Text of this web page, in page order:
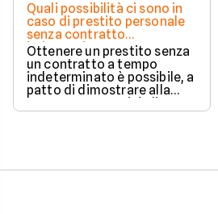
Quali possibilità ci sono in
caso di prestito personale
senza contratto
indeterminato
Ottenere un prestito senza
un contratto a tempo
indeterminato è possibile, a
patto di dimostrare alla
banca una capacità di
rimborso solida e costante.
quali strategie puoi